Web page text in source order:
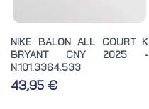
NIKE BALON ALL COURT K
BRYANT CNY 2025 -
N.101.3364.533
43,95 €